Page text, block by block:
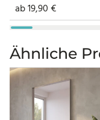
ab19,90€
Ähnliche